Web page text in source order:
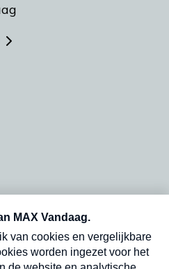
en dinsdagochtend in